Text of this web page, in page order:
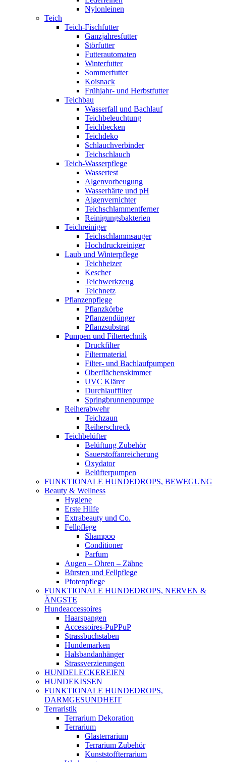
Nylonleinen
Teich
Teich-Fischfutter
Ganzjahresfutter
Störfutter
Futterautomaten
Winterfutter
Sommerfutter
Koisnack
Frühjahr- und Herbstfutter
Teichbau
Wasserfall und Bachlauf
Teichbeleuchtung
Teichbecken
Teichdeko
Schlauchverbinder
Teichschlauch
Teich-Wasserpflege
Wassertest
Algenvorbeugung
Wasserhärte und pH
Algenvernichter
Teichschlammentferner
Reinigungsbakterien
Teichreiniger
Teichschlammsauger
Hochdruckreiniger
Laub und Winterpflege
Teichheizer
Kescher
Teichwerkzeug
Teichnetz
Pflanzenpflege
Pflanzkörbe
Pflanzendünger
Pflanzsubstrat
Pumpen und Filtertechnik
Druckfilter
Filtermaterial
Filter- und Bachlaufpumpen
Oberflächenskimmer
UVC Klärer
Durchlauffilter
Springbrunnenpumpe
Reiherabwehr
Teichzaun
Reiherschreck
Teichbelüfter
Belüftung Zubehör
Sauerstoffanreicherung
Oxydator
Belüfterpumpen
FUNKTIONALE HUNDEDROPS, BEWEGUNG
Beauty & Wellness
Hygiene
Erste Hilfe
Extrabeauty und Co.
Fellpflege
Shampoo
Conditioner
Parfum
Augen – Ohren – Zähne
Bürsten und Fellpflege
Pfotenpflege
FUNKTIONALE HUNDEDROPS, NERVEN &
ÄNGSTE
Hundeaccessoires
Haarspangen
Accessoires-PuPPuP
Strassbuchstaben
Hundemarken
Halsbandanhänger
Strassverzierungen
HUNDELECKEREIEN
HUNDEKISSEN
FUNKTIONALE HUNDEDROPS,
DARMGESUNDHEIT
Terraristik
Terrarium Dekoration
Terrarium
Glasterrarium
Terrarium Zubehör
Kunststoffterrarium